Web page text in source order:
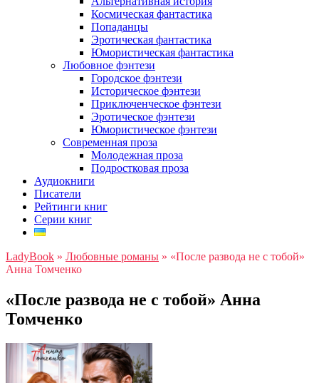
Космическая фантастика
Попаданцы
Эротическая фантастика
Юмористическая фантастика
Любовное фэнтези
Городское фэнтези
Историческое фэнтези
Приключенческое фэнтези
Эротическое фэнтези
Юмористическое фэнтези
Современная проза
Молодежная проза
Подростковая проза
Аудиокниги
Писатели
Рейтинги книг
Серии книг
LadyBook » Любовные романы » «После развода не с тобой»
Анна Томченко
«После развода не с тобой» Анна
Томченко